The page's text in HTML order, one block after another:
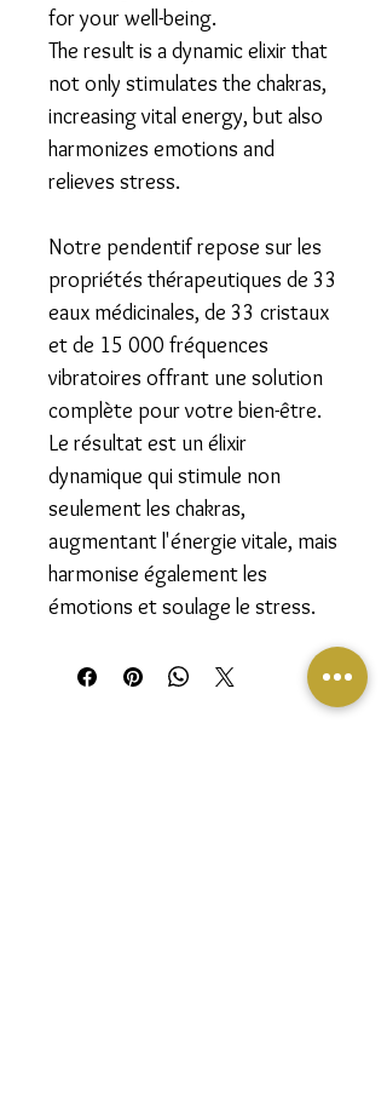
for your well-being.
​The result is a dynamic elixir that
not only stimulates the chakras,
increasing vital energy, but also
harmonizes emotions and
relieves stress.
Notre pendentif repose sur les
propriétés thérapeutiques de 33
eaux médicinales, de 33 cristaux
et de 15 000 fréquences
vibratoires offrant une solution
complète pour votre bien-être.
​Le résultat est un élixir
dynamique qui stimule non
seulement les chakras,
augmentant l'énergie vitale, mais
harmonise également les
émotions et soulage le stress.